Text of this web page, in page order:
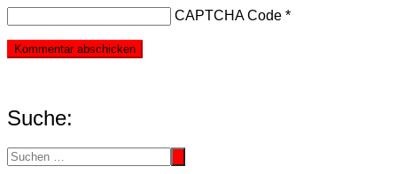
CAPTCHA Code *
Suche: